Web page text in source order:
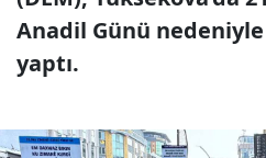
Anadil Günü nedeniyle
yaptı.